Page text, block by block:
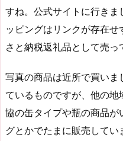
すね。公式サイトに行きま
ッピングはリンクが存在
さと納税返礼品として売っ
写真の商品は近所で買いま
ているものですが、他の
協の缶タイプや瓶の商品が
グとかでたまに販売してい